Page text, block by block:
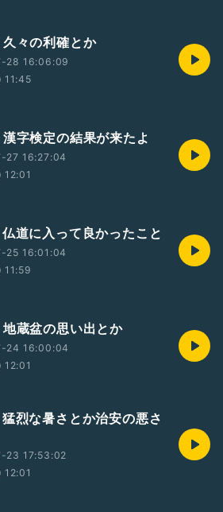
々の利確とか
28 16:06:09
11:45
字検定の結果が来たよ
27 16:27:04
12:01
道に入って良かったこと
25 16:01:04
11:59
蔵盆の思い出とか
24 16:00:04
12:01
烈な暑さとか治安の悪さ
23 17:53:02
12:01